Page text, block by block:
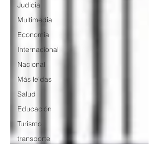
Judicial
Multimedia
Economia
Internacional
Nacional
Más leídas
Salud
Educación
Turismo
transporte